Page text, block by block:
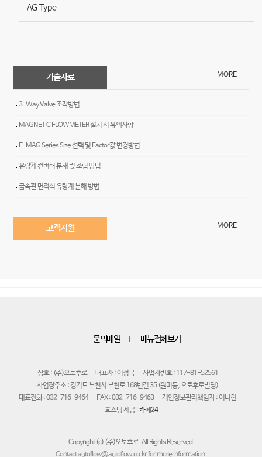
기술자료 MORE
3-Way Valve 조작방법
MAGNETIC FLOWMETER 설치 시 유의사항
E-MAG Series Size 선택 및 Factor값 변경방법
유량계 컨버터 분해 및 조립 방법
금속관 면적식 유량계 분해 방법
고객지원 MORE
문의메일 메뉴전체보기
상호 : (주)오토후로 대표자 : 이성묵
사업자번호 : 117-81-52561
사업장주소 : 경기도 부천시 부천로 168번길 35 (원미동, 오토후로빌딩)
대표전화 : 032-716-9464
FAX : 032-716-9463
개인정보관리책임자 : 이나헌
호스팅 제공 :카페24
Copyright (c) (주)오토후로. All Rights Reserved.
Contact autoflow@autoflow.co.kr for more information.